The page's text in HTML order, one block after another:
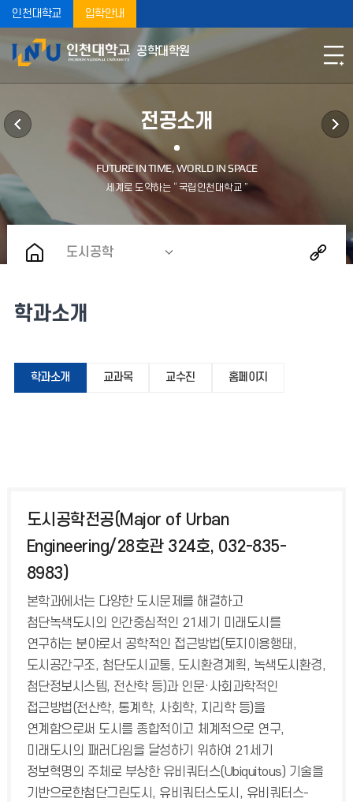
인천대학교 입학안내
공학대학원
전공소개
도시공학
학과소개
학과소개 교과목 교수진 홈페이지
도시공학전공(Major of Urban
Engineering/28호관 324호, 032-835-
8983)
본학과에서는 다양한 도시문제를 해결하고
첨단녹색도시의 인간중심적인 21세기 미래도시를
연구하는 분야로서 공학적인 접근방법(토지이용행태,
도시공간구조, 첨단도시교통, 도시환경계획, 녹색도시환경,
첨단정보시스템, 전산학 등)과 인문·사회과학적인
접근방법(전산학, 통계학, 사회학, 지리학 등)을
연계함으로써 도시를 종합적이고 체계적으로 연구,
미래도시의 패러다임을 달성하기 위하여 21세기
정보혁명의 주체로 부상한 유비쿼터스(Ubiquitous) 기술을
기반으로한첨단그린도시, 유비쿼터스도시, 유비쿼터스-